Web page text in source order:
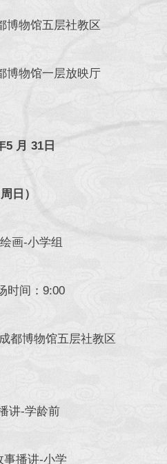
博物馆五层社教区
博物馆一层放映厅
5 月 31日
周日）
画-小学组
时间：9:00
都博物馆五层社教区
讲-学龄前
事播讲-小学